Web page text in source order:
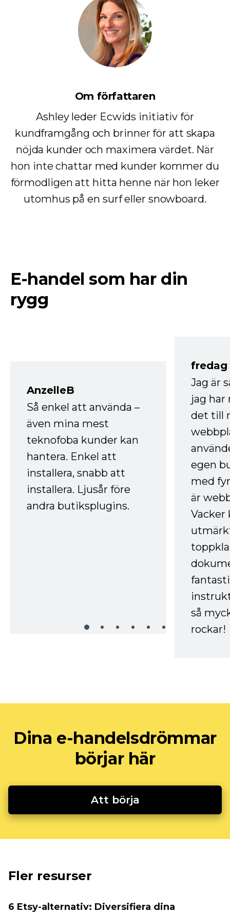
Om författaren
Ashley leder Ecwids initiativ för
kundframgång och brinner för att skapa
nöjda kunder och maximera värdet. När
hon inte chattar med kunder kommer du
förmodligen att hitta henne när hon leker
utomhus på en surf eller snowboard.
E-handel som har din
rygg
AnzelleB
Så enkel att använda –
även mina mest
teknofoba kunder kan
hantera. Enkel att
installera, snabb att
installera. Ljusår före
andra butiksplugins.
fredag
Jag är
jag
det till
egen
med
är
Vacker
så
rockar!
Dina e-handelsdrömmar
börjar här
Att börja
Fler resurser
6 Etsy-alternativ: Diversifiera dina